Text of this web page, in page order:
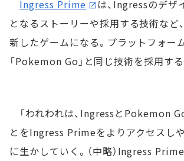
Ingress Prime
は、Ingressのデザ
となるストーリーや採用する技術など
新したゲームになる。プラットフォー
「Pokemon Go」と同じ技術を採用する
「われわれは、IngressとPokemon
とをIngress Primeをよりアクセスし
に生かしていく。（中略）Ingress